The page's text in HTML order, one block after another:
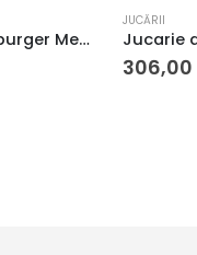
Joc de memorie Ravensburger Memory Funny Food
JUCĂRII
306,00